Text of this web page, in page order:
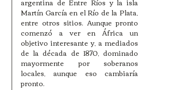
Martín García en el Río de la Plata,
entre otros sitios. Aunque pronto
comenzó a ver en África un
objetivo interesante y, a mediados
de la década de 1870, dominado
mayormente por soberanos
locales, aunque eso cambiaría
pronto.